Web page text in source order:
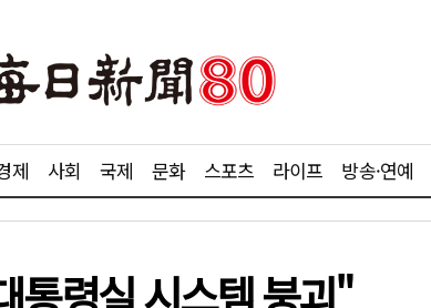
제 사회 국제 문화 스포츠 라이프 방송·연예
령실 시스템 붕괴"